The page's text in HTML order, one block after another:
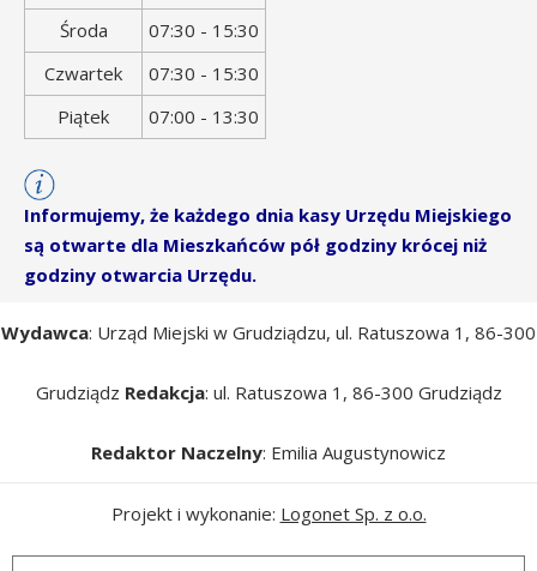
Środa
07:30 - 15:30
Czwartek
07:30 - 15:30
Piątek
07:00 - 13:30
Informujemy, że każdego dnia kasy Urzędu Miejskiego
są otwarte dla Mieszkańców pół godziny krócej niż
godziny otwarcia Urzędu.
Wydawca: Urząd Miejski w Grudziądzu, ul. Ratuszowa 1, 86-300
Grudziądz Redakcja: ul. Ratuszowa 1, 86-300 Grudziądz
Redaktor Naczelny: Emilia Augustynowicz
Projekt i wykonanie: Logonet Sp. z o.o.